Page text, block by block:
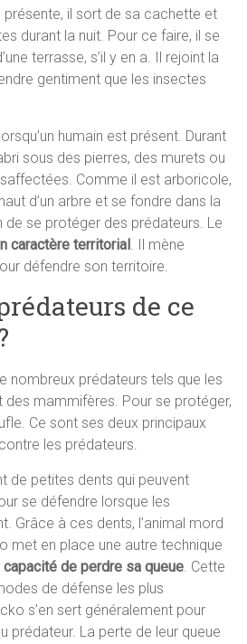
présente, il sort de sa cachette et
durant la nuit. Pour ce faire, il se
terrasse, s’il y en a. Il rejoint la
gentiment que les insectes
humain est présent. Durant
sous des pierres, des murets ou
Comme il est arboricole,
d’un arbre et se fondre dans la
de se protéger des prédateurs. Le
caractère territorial . Il mène
défendre son territoire.
de ce
nombreux prédateurs tels que les
des mammifères. Pour se protéger,
Ce sont ses deux principaux
les prédateurs.
de petites dents qui peuvent
se défendre lorsque les
Grâce à ces dents, l’animal mord
met en place une autre technique
capacité de perdre sa queue. Cette
de défense les plus
s’en sert généralement pour
prédateur. La perte de leur queue